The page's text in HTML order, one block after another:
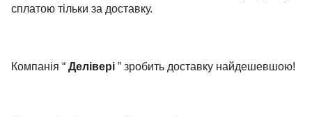
сплатою тільки за доставку.
Компанія “ Делівері ” зробить доставку найдешевшою!